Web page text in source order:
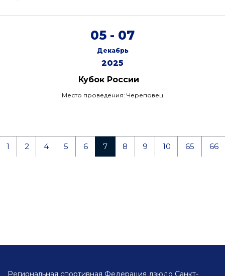
05 - 07
Декабрь
2025
Кубок России
Место проведения: Череповец
1 2 4 5 6 7 8 9 10 65 66
Региональная спортивная Федерация дзюдо Санкт-